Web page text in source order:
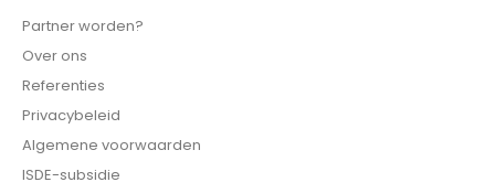
Partner worden?
Over ons
Referenties
Privacybeleid
Algemene voorwaarden
ISDE-subsidie